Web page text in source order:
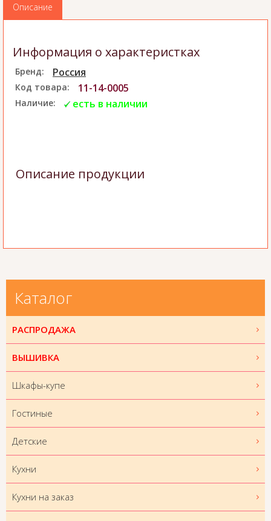
Описание
Информация о характеристках
Бренд: Россия
Код товара: 11-14-0005
Наличие: есть в наличии
Описание продукции
Каталог
РАСПРОДАЖА
ВЫШИВКА
Шкафы-купе
Гостиные
Детские
Кухни
Кухни на заказ